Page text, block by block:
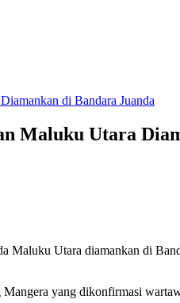
di Bandara Juanda
Maluku Utara
Maluku Utara diamankan di
yang dikonfirmasi